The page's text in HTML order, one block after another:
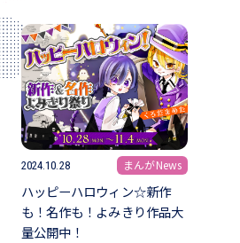
2024.10.28 まんがNews
ハッピーハロウィン☆新作
も！名作も！よみきり作品大
量公開中！